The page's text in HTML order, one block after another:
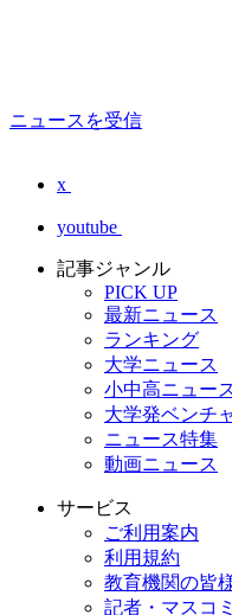
ニュースを受信
x
youtube
記事ジャンル
PICK UP
最新ニュース
ランキング
大学ニュース
小中高ニュー
大学発ベンチ
ニュース特集
動画ニュース
サービス
ご利用案内
利用規約
教育機関の皆
記者・マスコ